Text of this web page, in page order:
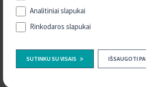
Analitiniai slapukai
Rinkodaros slapukai
SUTINKU SU VISAIS IŠSAUGOTI
2021 m. Rugpjūtis
2021 m. Liepa
2021 m. Sausis
2020 m. Gruodis